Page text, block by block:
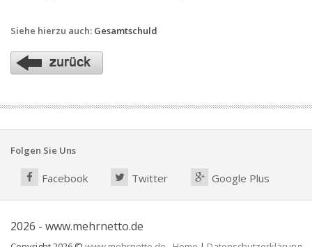
Siehe hierzu auch: Gesamtschuld
Folgen Sie Uns
Facebook Twitter Google Plus
2026 - www.mehrnetto.de